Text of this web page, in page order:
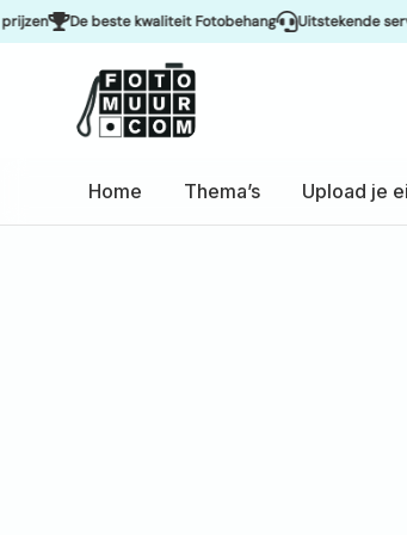
De beste kwaliteit Fotobehang Uitstekende service
Home Thema’s Upload je